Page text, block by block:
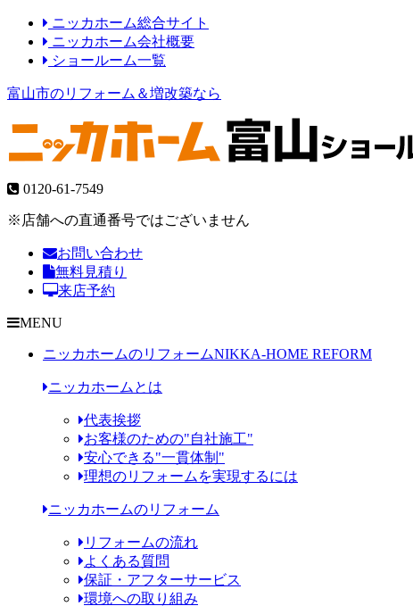
ニッカホーム総合サイト
ニッカホーム会社概要
ショールーム一覧
富山市のリフォーム＆増改築なら
0120-61-7549
※店舗への直通番号ではございません
お問い合わせ
無料見積り
来店予約
MENU
ニッカホームのリフォームNIKKA-HOME REFORM
ニッカホームとは
代表挨拶
お客様のための"自社施工"
安心できる"一貫体制"
理想のリフォームを実現するには
ニッカホームのリフォーム
リフォームの流れ
よくある質問
保証・アフターサービス
環境への取り組み